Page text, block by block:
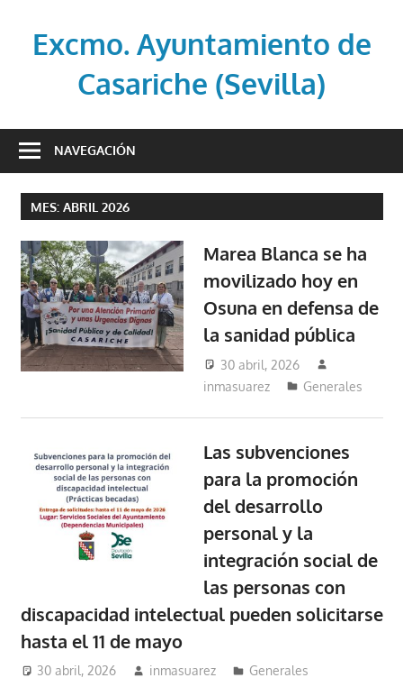
contenidoExcmo. Ayuntamiento de
Casariche (Sevilla)
oficial
Ayuntamiento
de
Casariche
(Sevilla)
NAVEGACIÓN
MES: ABRIL 2026
Marea Blanca se ha
movilizado hoy en
Osuna en defensa de
la sanidad pública
30 abril, 2026
inmasuarez
Generales
Las subvenciones
para la promoción
del desarrollo
personal y la
integración social de
las personas con
discapacidad intelectual pueden solicitarse
hasta el 11 de mayo
30 abril, 2026 inmasuarez Generales